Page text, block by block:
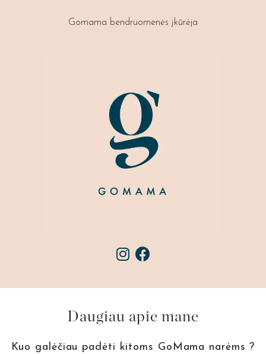
Gomama bendruomenės įkūrėja
Daugiau apie mane
Kuo galėčiau padėti kitoms GoMama narėms ?